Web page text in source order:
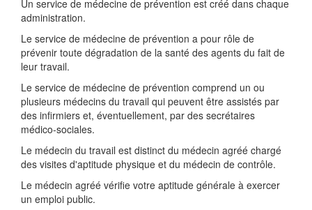
Un service de médecine de prévention est créé dans chaque
administration.
Le service de médecine de prévention a pour rôle de
prévenir toute dégradation de la santé des agents du fait de
leur travail.
Le service de médecine de prévention comprend un ou
plusieurs médecins du travail qui peuvent être assistés par
des infirmiers et, éventuellement, par des secrétaires
médico-sociales.
Le médecin du travail est distinct du médecin agréé chargé
des visites d'aptitude physique et du médecin de contrôle.
Le médecin agréé vérifie votre aptitude générale à exercer
un emploi public.